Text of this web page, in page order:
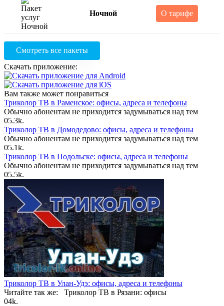
Ночной О тарифе
Смотреть все пакеты
Скачать приложение:
Вам также может понравиться
Триколор ТВ в Раменское: офисы, адреса и телефоны
Обычно абонентам не приходится задумываться над тем
05.3k.
Триколор ТВ в Домодедово: офисы, адреса и телефоны
Обычно абонентам не приходится задумываться над тем
05.1k.
Триколор ТВ в Подольске: офисы, адреса и телефоны
Обычно абонентам не приходится задумываться над тем
05.5k.
Триколор ТВ в Улан-Удэ: офисы, адреса и телефоны
Читайте так же: Триколор ТВ в Рязани: офисы
04k.